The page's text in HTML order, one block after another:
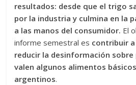
resultados: desde que el trigo
por la industria y culmina en la
a las manos del consumidor. El
informe semestral es contribuir
reducir la desinformación
valen algunos alimentos
argentinos.